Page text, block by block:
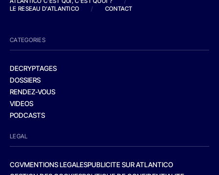
LE RESEAU D'ATLANTICO
/ CONTACT
CATEGORIES
DECRYPTAGES
DOSSIERS
RENDEZ-VOUS
VIDEOS
PODCASTS
LEGAL
CGVMENTIONS LEGALESPUBLICITE SUR ATLANTICO